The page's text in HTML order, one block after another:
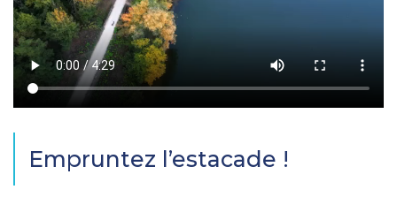
Empruntez l’estacade !